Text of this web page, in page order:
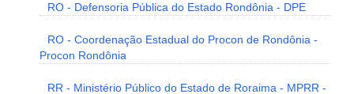
RO - Defensoria Pública do Estado Rondônia - DPE
RO - Coordenação Estadual do Procon de Rondônia -
Procon Rondônia
RR - Ministério Público do Estado de Roraima - MPRR -